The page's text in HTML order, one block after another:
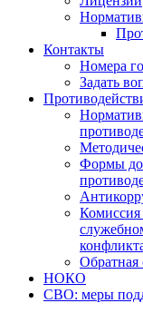
Контакты
Номера
Задать
Формы
Обратная
НОКО
СВО: меры